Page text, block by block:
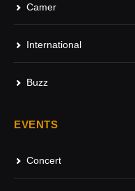
Camer
International
Buzz
EVENTS
Concert